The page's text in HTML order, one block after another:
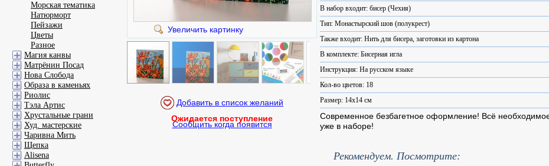
Увеличить картинку
Ожидается поступление
Сообщить когда появится
В набор входит: бисер (Чехия)
Тип: Монастырский шов (полукрест)
Также входит: Нить для бисера, заготовки из картона
В комплекте: Бисерная игла
Инструкция: На русском языке
Кол-во цветов: 18
Размер: 14x14 см
Современное безбагетное оформление! Всё
уже в наборе!
Рекомендуем. Посмотрите:
Морская тематика
Натюрморт
Пейзажи
Цветы
Разное
Магия канвы
Матрёнин Посад
Нова Слобода
Образа в каменьях
Риолис
Тэла Артис
Хрустальные грани
Худ. мастерские
Чаривна Мить
Щепка
Alisena